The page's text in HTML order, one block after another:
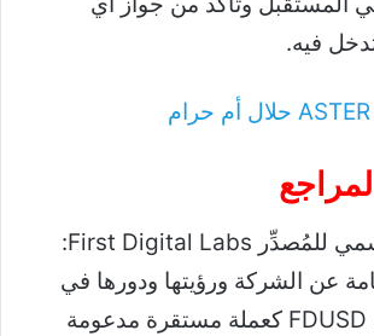
فيه.
الموقع الرسمي للمُصدِّر First Digital Labs:
عن الشركة ورؤيتها ودورها في
إصدار عملة FDUSD كعملة مستقرة مدعومة